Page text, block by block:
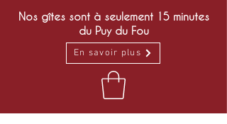
Nos gîtes sont à seulement 15 minutes
du Puy du Fou
En savoir plus